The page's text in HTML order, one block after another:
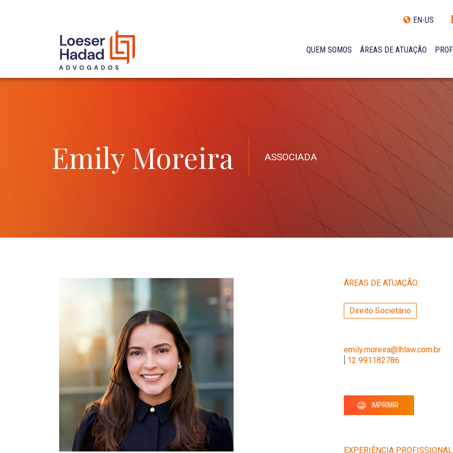
INTERNATIONAL NETWORK
PRÊMIOS
NOSSA EQUIPE
EN-US
QUEM SOMOS
INCLUSÃO E DIVERSIDADE
INTERNATIONAL NETWORK
PRÊMIOS
NOSSA EQUIPE
ÁREAS DE ATUAÇÃO
Emily Moreira ASSOCIADA
ÁREAS DE ATUAÇÃO:
Direito Societário
emily.moreira@lhlaw.com.br
12 991182786
IMPRIMIR
EXPERIÊNCIA